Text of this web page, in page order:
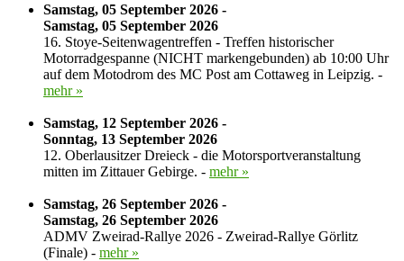
Samstag, 05 September 2026 -
Samstag, 05 September 2026
16. Stoye-Seitenwagentreffen - Treffen historischer
Motorradgespanne (NICHT markengebunden) ab 10:00 Uhr
auf dem Motodrom des MC Post am Cottaweg in Leipzig. -
mehr »
Samstag, 12 September 2026 -
Sonntag, 13 September 2026
12. Oberlausitzer Dreieck - die Motorsportveranstaltung
mitten im Zittauer Gebirge. - mehr »
Samstag, 26 September 2026 -
Samstag, 26 September 2026
ADMV Zweirad-Rallye 2026 - Zweirad-Rallye Görlitz
(Finale) - mehr »